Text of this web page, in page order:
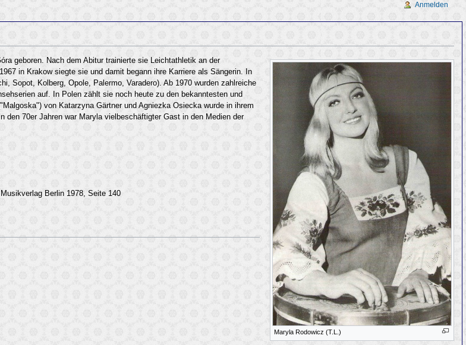
Maryla Rodowicz (T.L.)
geboren. Nach dem Abitur trainierte sie Leichtathletik an der
in Krakow siegte sie und damit begann ihre Karriere als Sängerin. In
Sopot, Kolberg, Opole, Palermo, Varadero). Ab 1970 wurden zahlreiche
auf. In Polen zählt sie noch heute zu den bekanntesten und
von Katarzyna Gärtner und Agniezka Osiecka wurde in ihrem
den 70er Jahren war Maryla vielbeschäftigter Gast in den Medien der
Berlin 1978, Seite 140
Anmelden